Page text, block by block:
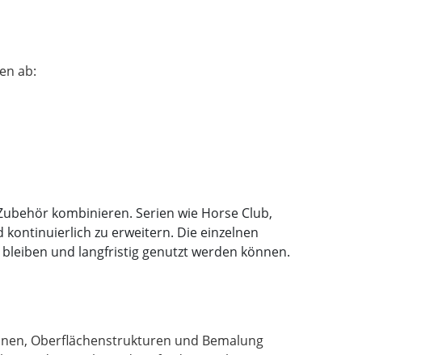
kombinieren. Serien wie Horse Club,
zu erweitern. Die einzelnen
und langfristig genutzt werden können.
Oberflächenstrukturen und Bemalung